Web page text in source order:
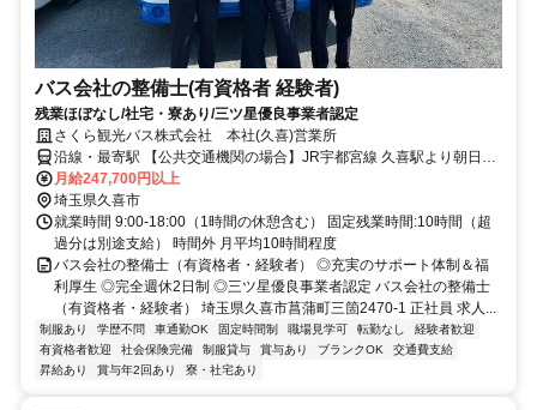
バス会社の整備士(有資格者 経験者)
残業ほぼなし/社宅・寮あり/三ツ星優良事業者認定
さくら観光バス株式会社 本社(久喜)営業所
沿線・最寄駅 【公共交通機関の場合】JR宇都宮線 久喜駅より朝日バ
ス「菖蒲仲橋行」に乗車 「モラージュ菖蒲前」で下車 バス停より徒
歩10分 【お車の場合】圏央道 白岡菖蒲TCより 国道122経由で約10分
本社社屋前がお客様駐車場です。
月給247,700円以上
埼玉県久喜市
就業時間 9:00-18:00（1時間の休憩含む） 固定残業時間:10時間（超
過分は別途支給） 時間外 月平均10時間程度
バス会社の整備士（有資格者・経験者） ◎充実のサポート体制＆福
利厚生 ◎完全週休2日制 ◎三ツ星優良事業者認定 バス会社の整備士
（有資格者・経験者） 埼玉県久喜市菖蒲町三箇2470-1 正社員 求人...
制服あり 学歴不問 車通勤OK 固定時間制 職場見学可 転勤なし
経験者歓迎
有資格者歓迎
社会保険完備 制服貸与 賞与あり ブランクOK
交通費支給
昇給あり
賞与年2回あり 寮・社宅あり